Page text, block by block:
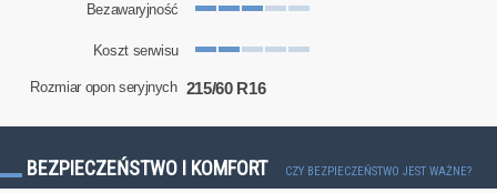
Bezawaryjność
Koszt serwisu
Rozmiar opon seryjnych 215/60 R16
BEZPIECZEŃSTWO I KOMFORT CZY BEZPIECZEŃSTWO JEST WAŻNE?